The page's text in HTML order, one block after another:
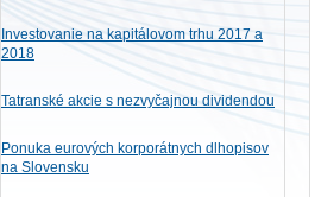
Investovanie na kapitálovom trhu 2017 a
2018
Tatranské akcie s nezvyčajnou dividendou
Ponuka eurových korporátnych dlhopisov
na Slovensku